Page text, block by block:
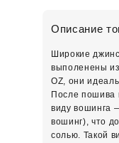
Описание
Широкие
выполенены
OZ, они
После пошива
виду вошинга
вошинг), что
солью. Такой